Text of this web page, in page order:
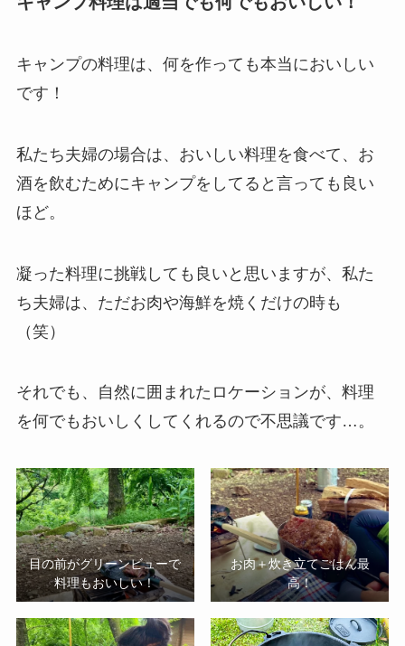
キャンプの料理は、何を作っても本当においしい
です！
私たち夫婦の場合は、おいしい料理を食べて、お
酒を飲むためにキャンプをしてると言っても良い
ほど。
凝った料理に挑戦しても良いと思いますが、私た
ち夫婦は、ただお肉や海鮮を焼くだけの時も
（笑）
それでも、自然に囲まれたロケーションが、料理
を何でもおいしくしてくれるので不思議です…。
目の前がグリーンビューで
料理もおいしい！
お肉＋炊き立てごはん最
高！